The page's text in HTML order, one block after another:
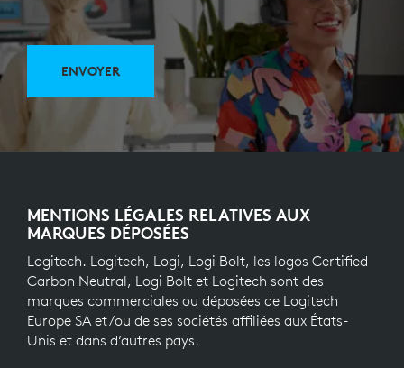
ENVOYER
MENTIONS LÉGALES RELATIVES AUX
MARQUES DÉPOSÉES
Logitech. Logitech, Logi, Logi Bolt, les logos Certified
Carbon Neutral, Logi Bolt et Logitech sont des
marques commerciales ou déposées de Logitech
Europe SA et/ou de ses sociétés affiliées aux États-
Unis et dans d’autres pays.